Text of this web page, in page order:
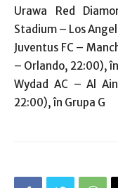
Urawa Red
Stadium – Los
Juventus FC –
– Orlando, 22:00),
Wydad AC – Al
22:00), în Grupa G